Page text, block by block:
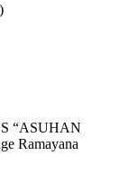
“ASUHAN
Ramayana